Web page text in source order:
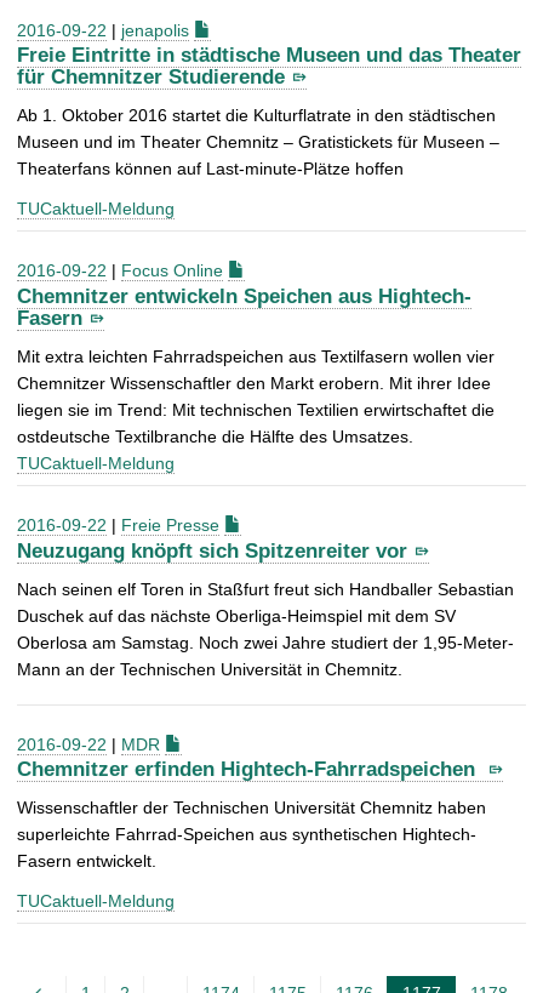
2016-09-22 | jenapolis
Freie Eintritte in städtische Museen und das Theater
für Chemnitzer Studierende
Ab 1. Oktober 2016 startet die Kulturflatrate in den städtischen
Museen und im Theater Chemnitz – Gratistickets für Museen –
Theaterfans können auf Last-minute-Plätze hoffen
TUCaktuell-Meldung
2016-09-22 | Focus Online
Chemnitzer entwickeln Speichen aus Hightech-
Fasern
Mit extra leichten Fahrradspeichen aus Textilfasern wollen vier
Chemnitzer Wissenschaftler den Markt erobern. Mit ihrer Idee
liegen sie im Trend: Mit technischen Textilien erwirtschaftet die
ostdeutsche Textilbranche die Hälfte des Umsatzes.
TUCaktuell-Meldung
2016-09-22 | Freie Presse
Neuzugang knöpft sich Spitzenreiter vor
Nach seinen elf Toren in Staßfurt freut sich Handballer Sebastian
Duschek auf das nächste Oberliga-Heimspiel mit dem SV
Oberlosa am Samstag. Noch zwei Jahre studiert der 1,95-Meter-
Mann an der Technischen Universität in Chemnitz.
2016-09-22 | MDR
Chemnitzer erfinden Hightech-Fahrradspeichen
Wissenschaftler der Technischen Universität Chemnitz haben
superleichte Fahrrad-Speichen aus synthetischen Hightech-
Fasern entwickelt.
TUCaktuell-Meldung